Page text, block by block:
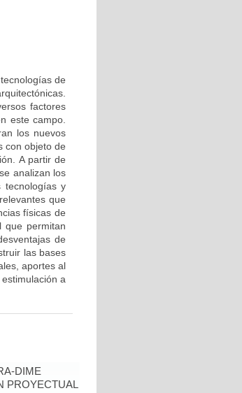
de
factores
este campo.
los nuevos
con objeto de
A partir de
analizan los
tecnologías y
que
físicas de
que permitan
de
las bases
aportes al
a
DIME
PROYECTUAL